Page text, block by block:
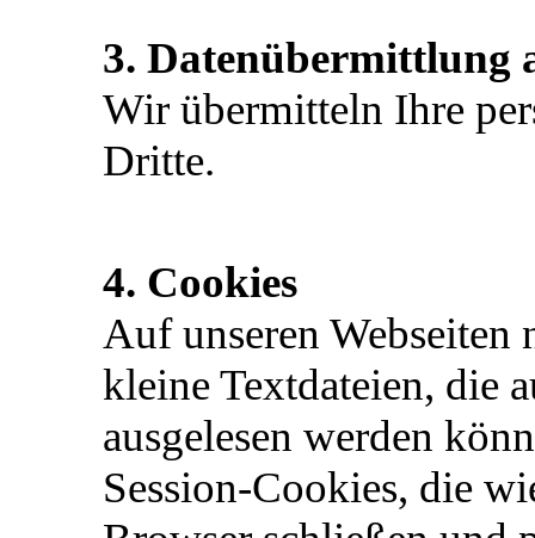
3. Datenübermittlung
Wir übermitteln Ihre
Dritte.
4. Cookies
Auf unseren
kleine Textdateien, die
ausgelesen werden
Session-Cookies, die